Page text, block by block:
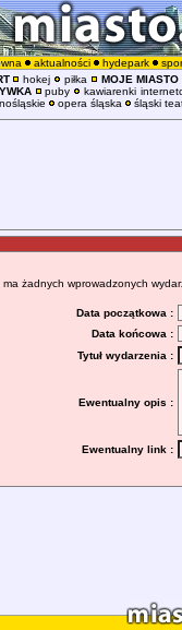
aktualności hydepark
hokej piłka
MOJE MIASTO
puby
kawiarenki
opera śląska śląski
ma żadnych wprowadzonych
Data początkowa :
Data końcowa :
Tytuł wydarzenia :
Ewentualny opis :
Ewentualny link :